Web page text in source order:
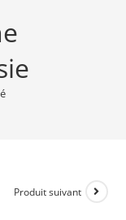
Produit suivant